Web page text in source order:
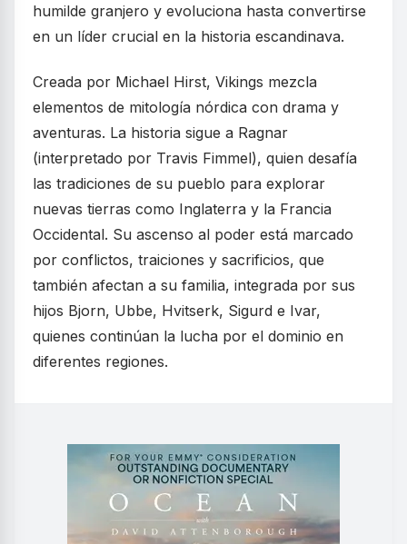
humilde granjero y evoluciona hasta convertirse
en un líder crucial en la historia escandinava.
Creada por Michael Hirst, Vikings mezcla
elementos de mitología nórdica con drama y
aventuras. La historia sigue a Ragnar
(interpretado por Travis Fimmel), quien desafía
las tradiciones de su pueblo para explorar
nuevas tierras como Inglaterra y la Francia
Occidental. Su ascenso al poder está marcado
por conflictos, traiciones y sacrificios, que
también afectan a su familia, integrada por sus
hijos Bjorn, Ubbe, Hvitserk, Sigurd e Ivar,
quienes continúan la lucha por el dominio en
diferentes regiones.